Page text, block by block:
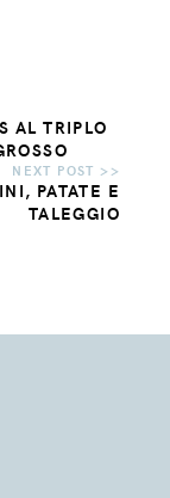
AL TRIPLO
PATATE E
TALEGGIO